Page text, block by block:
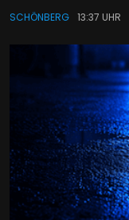
SCHÖNBERG 13:37 UHR